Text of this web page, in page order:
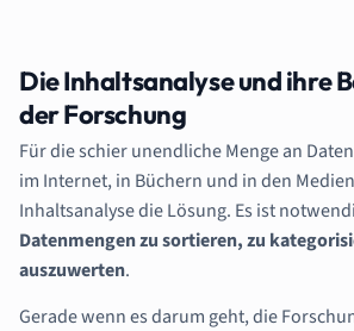
Die Inhaltsanalyse und ihre
der Forschung
Für die schier unendliche Menge an
im Internet, in Büchern und in den
Inhaltsanalyse die Lösung. Es ist
Datenmengen zu sortieren, zu
auszuwerten.
Gerade wenn es darum geht, die